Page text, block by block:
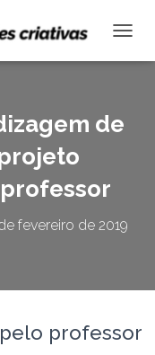
de
fevereiro de 2019
professor